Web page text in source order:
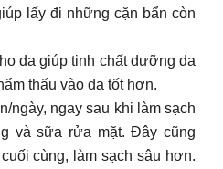
lấy đi những cặn bẩn còn
da giúp tinh chất dưỡng da
thấu vào da tốt hơn.
ngày, ngay sau khi làm sạch
và sữa rửa mặt. Đây cũng
cùng, làm sạch sâu hơn.